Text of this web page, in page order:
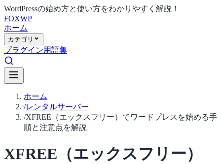
WordPressの始め方と使い方をわかりやすく解説！
FOXWP
ホーム
カテゴリ
プラグイン用語集
ホーム
/レンタルサーバー
/XFREE（エックスフリー）でワードプレスを始める手
順と注意点を解説
XFREE（エックスフリー）